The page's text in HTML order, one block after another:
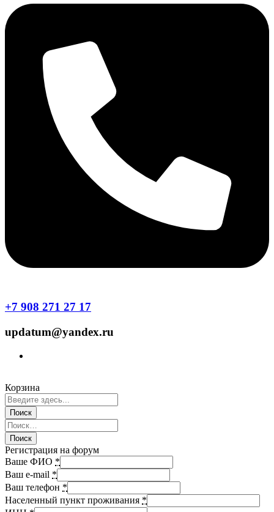
+7 908 271 27 17
updatum@yandex.ru
Корзина
Регистрация на форум
Ваше ФИО *
Ваш e-mail *
Ваш телефон *
Населенный пункт проживания *